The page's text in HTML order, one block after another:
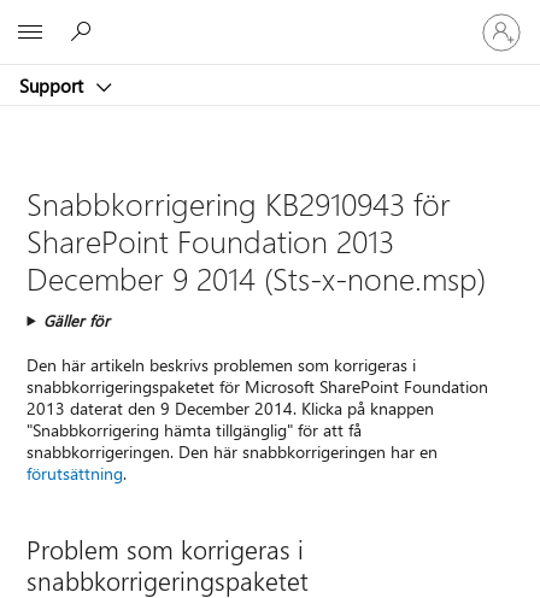
Support
Logga
in
på
konto
Snabbkorrigering KB2910943 för
SharePoint Foundation 2013
December 9 2014 (Sts-x-none.msp)
Gäller för
Den här artikeln beskrivs problemen som korrigeras i
snabbkorrigeringspaketet för Microsoft SharePoint Foundation
2013 daterat den 9 December 2014. Klicka på knappen
"Snabbkorrigering hämta tillgänglig" för att få
snabbkorrigeringen. Den här snabbkorrigeringen har en
förutsättning.
Problem som korrigeras i
snabbkorrigeringspaketet